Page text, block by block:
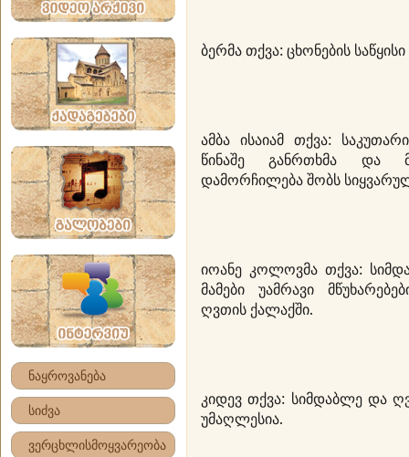
ნაყროვანება
სიძვა
ვერცხლისმოყვარეობა
ბერმა თქვა: ცხონების
ამბა ისაიამ თქვა:
წინაშე განრთხმა და
დამორჩილება შობს
იოანე კოლოვმა თქვა:
მამები უამრავი
ღვთის ქალაქში.
კიდევ თქვა: სიმდაბლე და
უმაღლესია.